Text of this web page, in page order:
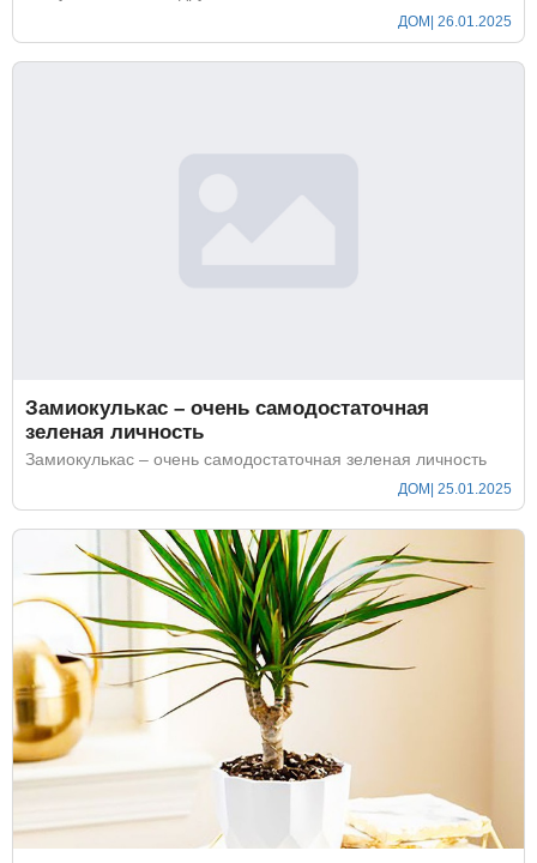
ДОМ| 26.01.2025
Замиокулькас – очень самодостаточная
зеленая личность
Замиокулькас – очень самодостаточная зеленая личность
ДОМ | 25.01.2025